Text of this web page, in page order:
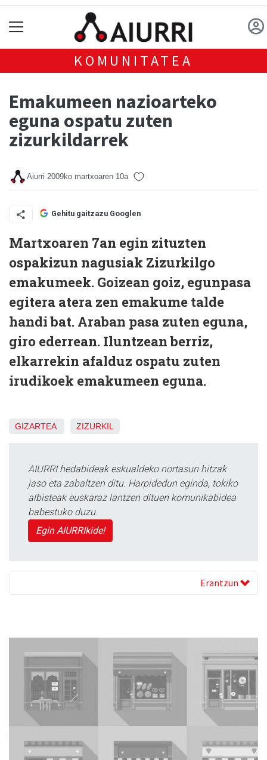
KOMUNITATEA
Emakumeen nazioarteko
eguna ospatu zuten
zizurkildarrek
Aiurri 2009ko martxoaren 10a
Gehitu gaitzazu Googlen
Martxoaren 7an egin zituzten
ospakizun nagusiak Zizurkilgo
emakumeek. Goizean goiz, egunpasa
egitera atera zen emakume talde
handi bat. Araban pasa zuten eguna,
giro ederrean. Iluntzean berriz,
elkarrekin afalduz ospatu zuten
irudikoek emakumeen eguna.
GIZARTEA ZIZURKIL
AIURRI hedabideak eskualdeko nortasun hitzak
jaso eta zabaltzen ditu. Harpidedun eginda, tokiko
albisteak euskaraz lantzen dituen komunikabidea
babestuko duzu.
Egin AIURRIkide!
Erantzun